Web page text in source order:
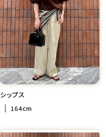
シップス
164cm